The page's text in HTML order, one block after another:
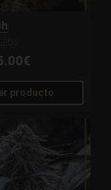
producto